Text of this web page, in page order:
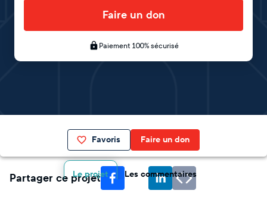
Faire un don
Paiement 100% sécurisé
Favoris Faire un don
Le projet Les commentaires
Partager ce projet